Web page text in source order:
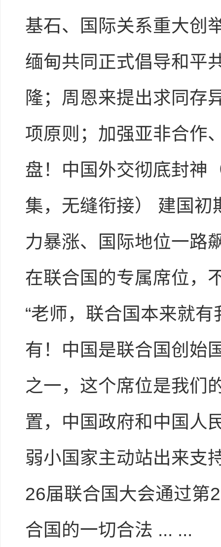
基石、国际关系重大创
缅甸共同正式倡导和平
隆；周恩来提出求同存
项原则；加强亚非合作
盘！中国外交彻底封神
集，无缝衔接） 建国
力暴涨、国际地位一路
在联合国的专属席位，
“老师，联合国本来就
有！中国是联合国创始
之一，这个席位是我们
置，中国政府和中国人
弱小国家主动站出来支
26届联合国大会通过第
合国的一切合法 ... ...